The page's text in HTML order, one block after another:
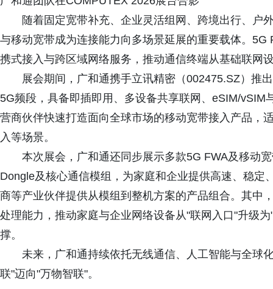
随着固定宽带补充、企业灵活组网、跨境出行、户
与移动宽带成为连接能力向多场景延展的重要载体。
携式接入与跨区域网络服务，推动通信终端从基础联网
展会期间，广和通携手立讯精密（002475.SZ）推
5G频段，具备即插即用、多设备共享联网、eSIM/
营商伙伴快速打造面向全球市场的移动宽带接入产品，
入等场景。
本次展会，广和通还同步展示多款5G FWA及移动
Dongle及核心通信模组，为家庭和企业提供高速、稳
商等产业伙伴提供从模组到整机方案的产品组合。其中
处理能力，推动家庭与企业网络设备从"联网入口"升级
撑。
未来，广和通持续依托无线通信、人工智能与全球
联"迈向"万物智联"。